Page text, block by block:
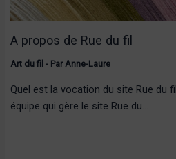
A propos de Rue du fil
Art du fil - ParAnne-Laure
Quel est la vocation du site Rue du
équipe qui gère le site Rue du…